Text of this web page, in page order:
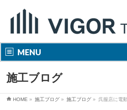
MENU
施工ブログ
HOME » 施工ブログ » 施工ブログ » 呉服店に電